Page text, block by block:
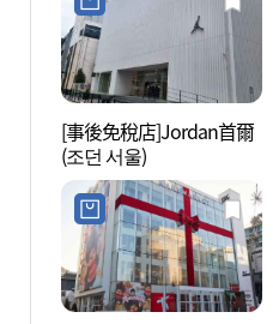
[事後免稅店]Jordan首爾
(조던 서울)